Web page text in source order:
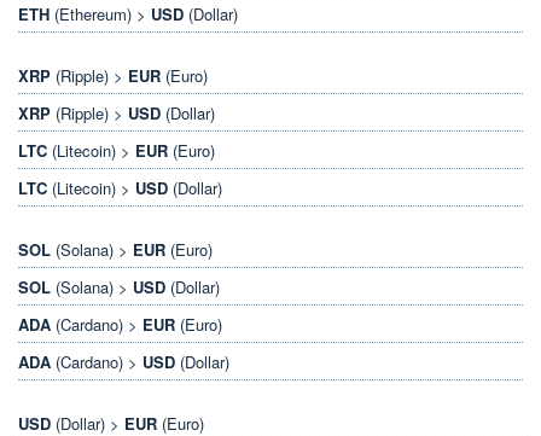
ETH (Ethereum) > USD (Dollar)
XRP (Ripple) > EUR (Euro)
XRP (Ripple) > USD (Dollar)
LTC (Litecoin) > EUR (Euro)
LTC (Litecoin) > USD (Dollar)
SOL (Solana) > EUR (Euro)
SOL (Solana) > USD (Dollar)
ADA (Cardano) > EUR (Euro)
ADA (Cardano) > USD (Dollar)
USD (Dollar) > EUR (Euro)